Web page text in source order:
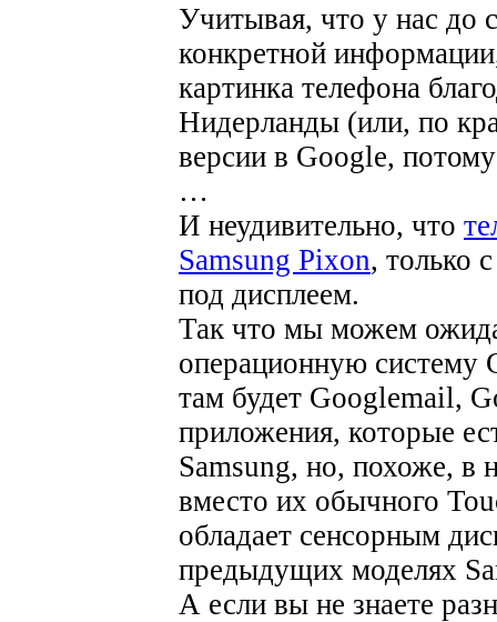
Учитывая, что у нас до
конкретной
картинка телефона
Нидерланды (или, по
версии в Google,
…
И неудивительно, что
Samsung Pixon, только
под дисплеем.
Так что мы можем
операционную систему
там будет Googlemail,
приложения, которые
Samsung, но, похоже, в
вместо их обычного
обладает сенсорным
предыдущих моделях
А если вы не знаете